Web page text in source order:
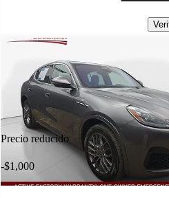
Precio reducido
-$1,000